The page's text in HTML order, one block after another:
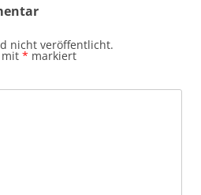
nicht veröffentlicht.
mit * markiert